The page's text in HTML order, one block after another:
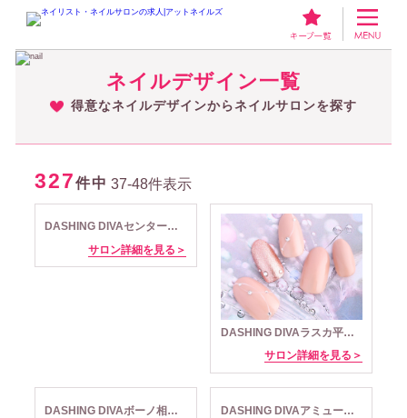
ネイリスト・ネイルサロンの求人アットネイルズ 得意なネイルデザイン
ネイルデザイン一覧
得意なネイルデザインからネイルサロンを探す
327件中 37-48件表示
DASHING DIVAセンター南サウスウッド店
サロン詳細を見る＞
DASHING DIVAラスカ平塚店
サロン詳細を見る＞
DASHING DIVAボーノ相模大野店
DASHING DIVAアミュー厚木店